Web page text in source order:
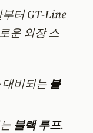
터 GT-Line
운 외장 스
비되는 블
블랙 루프.